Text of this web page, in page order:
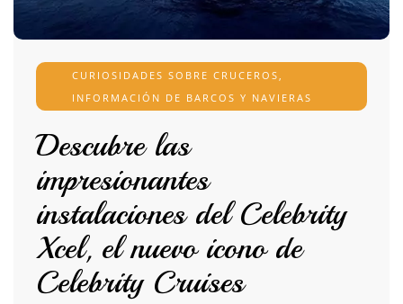
CURIOSIDADES SOBRE CRUCEROS,
INFORMACIÓN DE BARCOS Y NAVIERAS
Descubre las
impresionantes
instalaciones del Celebrity
Xcel, el nuevo icono de
Celebrity Cruises